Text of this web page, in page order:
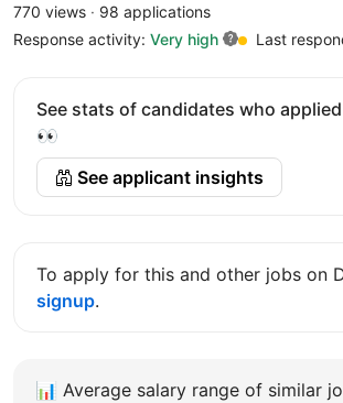
770 views · 98 applications
Response activity: Very high Last
See stats of candidates who
👀
See applicant insights
To apply for this and other jobs on
signup.
📊 Average salary range of similar